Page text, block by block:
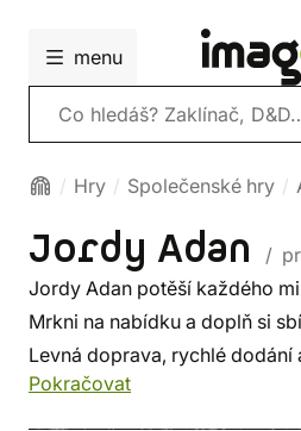
menu
Vyhledávání
Hry Společenské hry
Jordy Adan
/
Jordy Adan potěší každého
Mrkni na nabídku a doplň si
Levná doprava, rychlé dodání
Pokračovat